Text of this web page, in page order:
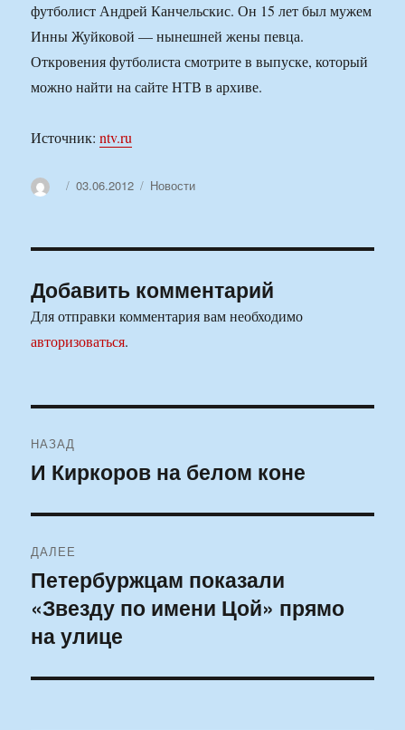
футболист Андрей Канчельскис. Он 15 лет был мужем
Инны Жуйковой — нынешней жены певца.
Откровения футболиста смотрите в выпуске, который
можно найти на сайте НТВ в архиве.
Источник:ntv.ru
АвторОпубликовано
03.06.2012 Рубрики
Новости
Добавить комментарий
Для отправки комментария вам необходимо
авторизоваться.
по
НАЗАД
Предыдущая
И Киркоров на белом коне
ДАЛЕЕ
Следующая
запись:
Петербуржцам показали
«Звезду по имени Цой» прямо
на улице